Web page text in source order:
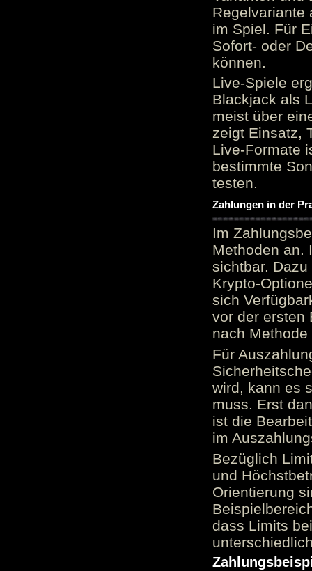
Regelvariante
im Spiel. Für
Sofort- oder
können.
Live-Spiele
Blackjack als
meist über
zeigt Einsatz,
Live-Formate
bestimmte
testen.
Zahlungen in der
Im
Methoden an.
sichtbar.
Krypto-
sich
vor der ersten
nach
Für
wird, kann es
muss. Erst
ist die
im
Bezüglich
und
Orientierung
dass Limits